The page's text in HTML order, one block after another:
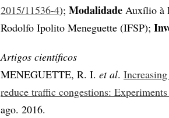
2015/11536-4); Modalidade Auxílio à
Rodolfo Ipolito Meneguette (IFSP);
Artigos científicos
MENEGUETTE, R. I. et al.
reduce traffic congestions:
ago. 2016.